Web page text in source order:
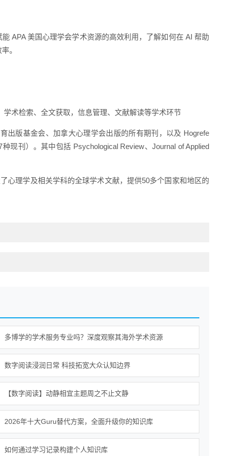
APA 美国心理学会学术资源的高效利用，了解如何在 AI 帮助
。
术检索、全文获取，信息管理、文献解读等学术环节
出版基金会、加拿大心理学会出版的所有期刊，以及 Hogrefe
现刊）。其中包括 Psychological Review、Journal of Applied
心理学及相关学科的全球学术文献，提供50多个国家和地区的
多博学的学术服务专业吗？深度观察其海外学术资源
数字阅读浸润日常 科技拓宽大众认知边界
【数字阅读】动静相宜主题周之不止文静
2026年十大Guru替代方案，全面升级你的知识库
如何通过学习记录构建个人知识库